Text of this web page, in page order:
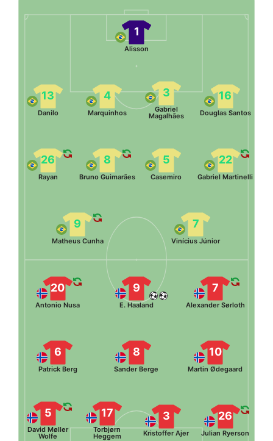
1
Alisson
16
Douglas Santos
3
Gabriel
Magalhães
4
Marquinhos
13
Danilo
22
Gabriel Martinelli
5
Casemiro
8
Bruno Guimarães
26
Rayan
7
Vinícius Júnior
9
Matheus Cunha
5
David Møller
Wolfe
17
Torbjørn
Heggem
3
Kristoffer Ajer
26
Julian Ryerson
6
Patrick Berg
8
Sander Berge
10
Martin Ødegaard
20
Antonio Nusa
9
E. Haaland
7
Alexander Sørloth